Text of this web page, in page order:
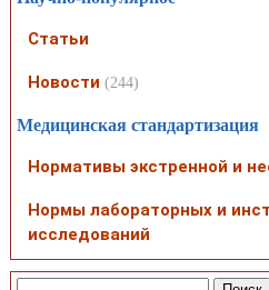
Статьи
Новости (244)
Медицинская стандартизация
Нормативы экстренной и
Нормы лабораторных и
исследований